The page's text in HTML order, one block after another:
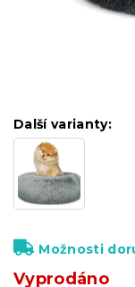
Vyprodáno
Další varianty:
Možnosti